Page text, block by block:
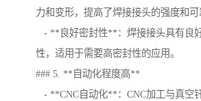
力和变形，提高了焊接接头的强度和可
- **良好密封性**：焊接接头具有良
性，适用于需要高密封性的应用。
### 5. **自动化程度高**
- **CNC自动化**：CNC加工与真空